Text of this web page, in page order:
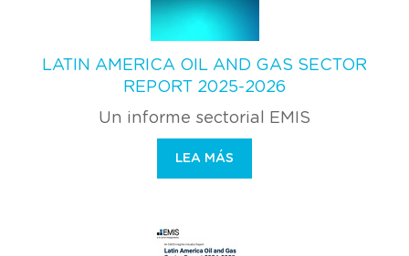
LATIN AMERICA OIL AND GAS SECTOR
REPORT 2025-2026
Un informe sectorial EMIS
LEA MÁS